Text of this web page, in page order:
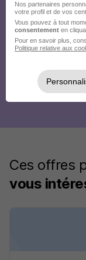
Ces offres
vous
Nos partenaires
votre profil et de vos
Vous pouvez à tout
consentement en
Pour en savoir plus,
Politique relative aux